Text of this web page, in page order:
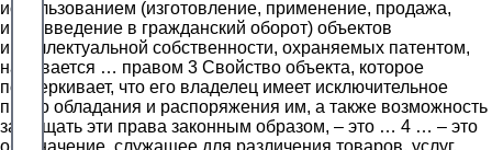
использованием (изготовление, применение, продажа,
иное введение в гражданский оборот) объектов
интеллектуальной собственности, охраняемых патентом,
называется … правом 3 Свойство объекта, которое
подчеркивает, что его владелец имеет исключительное
право обладания и распоряжения им, а также возможность
защищать эти права законным образом, – это … 4 … – это
обозначение, служащее для различения товаров, услуг,